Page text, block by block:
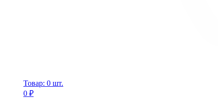
Товар: 0 шт.
0 ₽